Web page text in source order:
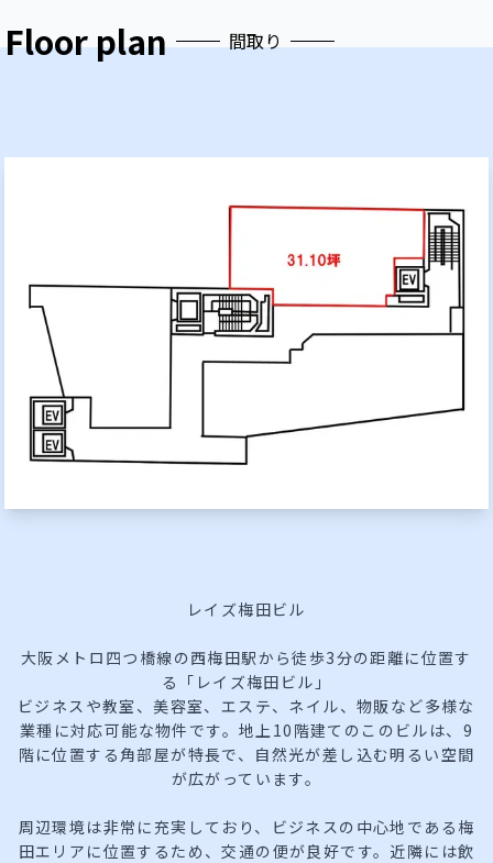
Floor plan 間取り
レイズ梅田ビル
大阪メトロ四つ橋線の西梅田駅から徒歩3分の距離に位置す
る「レイズ梅田ビル」
ビジネスや教室、美容室、エステ、ネイル、物販など多様な
業種に対応可能な物件です。地上10階建てのこのビルは、9
階に位置する角部屋が特長で、自然光が差し込む明るい空間
が広がっています。
周辺環境は非常に充実しており、ビジネスの中心地である梅
田エリアに位置するため、交通の便が良好です。近隣には飲